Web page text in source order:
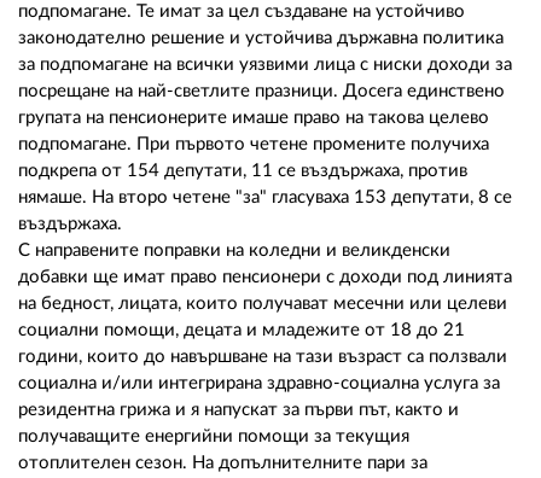
подпомагане. Те имат за цел създаване на устойчиво
законодателно решение и устойчива държавна политика
за подпомагане на всички уязвими лица с ниски доходи за
посрещане на най-светлите празници. Досега единствено
групата на пенсионерите имаше право на такова целево
подпомагане. При първото четене промените получиха
подкрепа от 154 депутати, 11 се въздържаха, против
нямаше. На второ четене "за" гласуваха 153 депутати, 8 се
въздържаха.
С направените поправки на коледни и великденски
добавки ще имат право пенсионери с доходи под линията
на бедност, лицата, които получават месечни или целеви
социални помощи, децата и младежите от 18 до 21
години, които до навършване на тази възраст са ползвали
социална и/или интегрирана здравно-социална услуга за
резидентна грижа и я напускат за първи път, както и
получаващите енергийни помощи за текущия
отоплителен сезон. На допълнителните пари за
АБОНАМЕНТ
УСЛОВИЯ ЗА ПОЛЗВАНЕ
ПОЛИТИКА ЗА БИСКВИТКИТЕ
ПОЛИТИКАТА ЗА
ПОВЕРИТЕЛНОСТ
02 975 20 35